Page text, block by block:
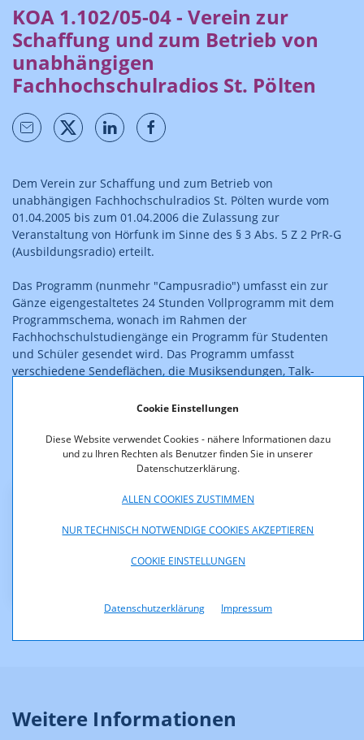
Cookie Einstellungen
Diese Website verwendet Cookies - nähere Informationen dazu
und zu Ihren Rechten als Benutzer finden Sie in unserer
Datenschutzerklärung.
ALLEN COOKIES ZUSTIMMEN
NUR TECHNISCH NOTWENDIGE COOKIES AKZEPTIEREN
COOKIE EINSTELLUNGEN
Datenschutzerklärung Impressum
KOA 1.102/05-04 - Verein zur
Schaffung und zum Betrieb von
unabhängigen
Fachhochschulradios St. Pölten
Dem Verein zur Schaffung und zum Betrieb von
unabhängigen Fachhochschulradios St. Pölten wurde vom
01.04.2005 bis zum 01.04.2006 die Zulassung zur
Veranstaltung von Hörfunk im Sinne des § 3 Abs. 5 Z 2 PrR-G
(Ausbildungsradio) erteilt.
Das Programm (nunmehr "Campusradio") umfasst ein zur
Gänze eigengestaltetes 24 Stunden Vollprogramm mit dem
Programmschema, wonach im Rahmen der
Fachhochschulstudiengänge ein Programm für Studenten
und Schüler gesendet wird. Das Programm umfasst
verschiedene Sendeflächen, die Musiksendungen, Talk-
Medien, Chartsendungen u.ä. enthalten.
Diese Zulassung ist rechtskräftig.
(pdf, 119,7 KB)
Weitere Informationen